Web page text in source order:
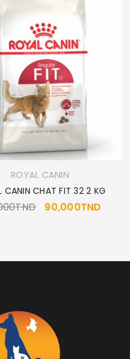
ROYAL CANIN
CANIN CHAT FIT 32 2 KG
TND 90,000TND